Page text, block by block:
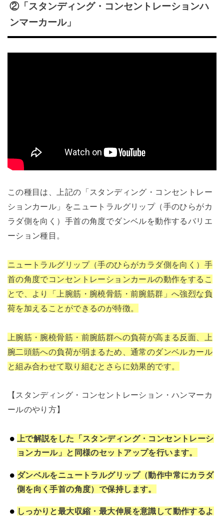
②「スタンディング・コンセントレーションハ
ンマーカール」
この種目は、上記の「スタンディング・コンセントレー
ションカール」をニュートラルグリップ（手のひらがカ
ラダ側を向く）手首の角度でダンベルを動作するバリエ
ーション種目。
ニュートラルグリップ（手のひらがカラダ側を向く）手
首の角度でコンセントレーションカールの動作をするこ
とで、より「上腕筋・腕橈骨筋・前腕筋群」へ強烈な負
荷を加えることができるのが特徴。
上腕筋・腕橈骨筋・前腕筋群への負荷が高まる反面、上
腕二頭筋への負荷が弱まるため、通常のダンベルカール
と組み合わせて取り組むとさらに効果的です。
【スタンディング・コンセントレーション・ハンマーカ
ールのやり方】
上で解説をした「スタンディング・コンセントレーシ
ョンカール」と同様のセットアップを行います。
ダンベルをニュートラルグリップ（動作中常にカラダ
側を向く手首の角度）で保持します。
しっかりと最大収縮・最大伸展を意識して動作するよ